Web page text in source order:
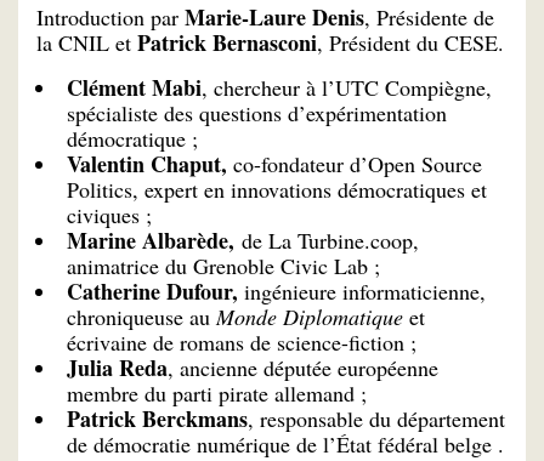
Introduction par Marie-Laure Denis, Présidente de
la CNIL et Patrick Bernasconi, Président du CESE.
Clément Mabi, chercheur à l’UTC Compiègne,
spécialiste des questions d’expérimentation
démocratique ;
Valentin Chaput, co-fondateur d’Open Source
Politics, expert en innovations démocratiques et
civiques ;
Marine Albarède, de La Turbine.coop,
animatrice du Grenoble Civic Lab ;
Catherine Dufour, ingénieure informaticienne,
chroniqueuse auMonde Diplomatique et
écrivaine de romans de science-fiction ;
Julia Reda, ancienne députée européenne
membre du parti pirate allemand ;
Patrick Berckmans, responsable du département
de démocratie numérique de l’État fédéral belge .